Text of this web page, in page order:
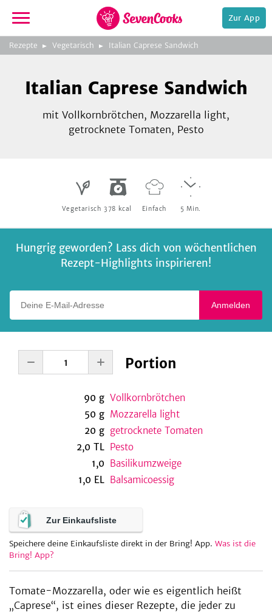
zur
Startseite
Zur App
Rezepte Vegetarisch Italian Caprese Sandwich
zeigen
Bild
3
zeigen
Italian Caprese Sandwich
mit Vollkornbrötchen, Mozzarella light,
getrocknete Tomaten, Pesto
Vegetarisch 378 kcal Einfach 5 Min.
Hungrig geworden? Lass dich von wöchentlichen
Rezept-Highlights inspirieren!
Anmelden
Portion
90 g Vollkornbrötchen
50 g Mozzarella light
20 g getrocknete Tomaten
2,0 TL Pesto
1,0 Basilikumzweige
1,0 EL Balsamicoessig
Zur Einkaufsliste
Speichere deine Einkaufsliste direkt in der Bring! App. Was ist die
Bring! App?
Tomate-Mozzarella, oder wie es eigentlich heißt
„Caprese“, ist eines dieser Rezepte, die jeder zu